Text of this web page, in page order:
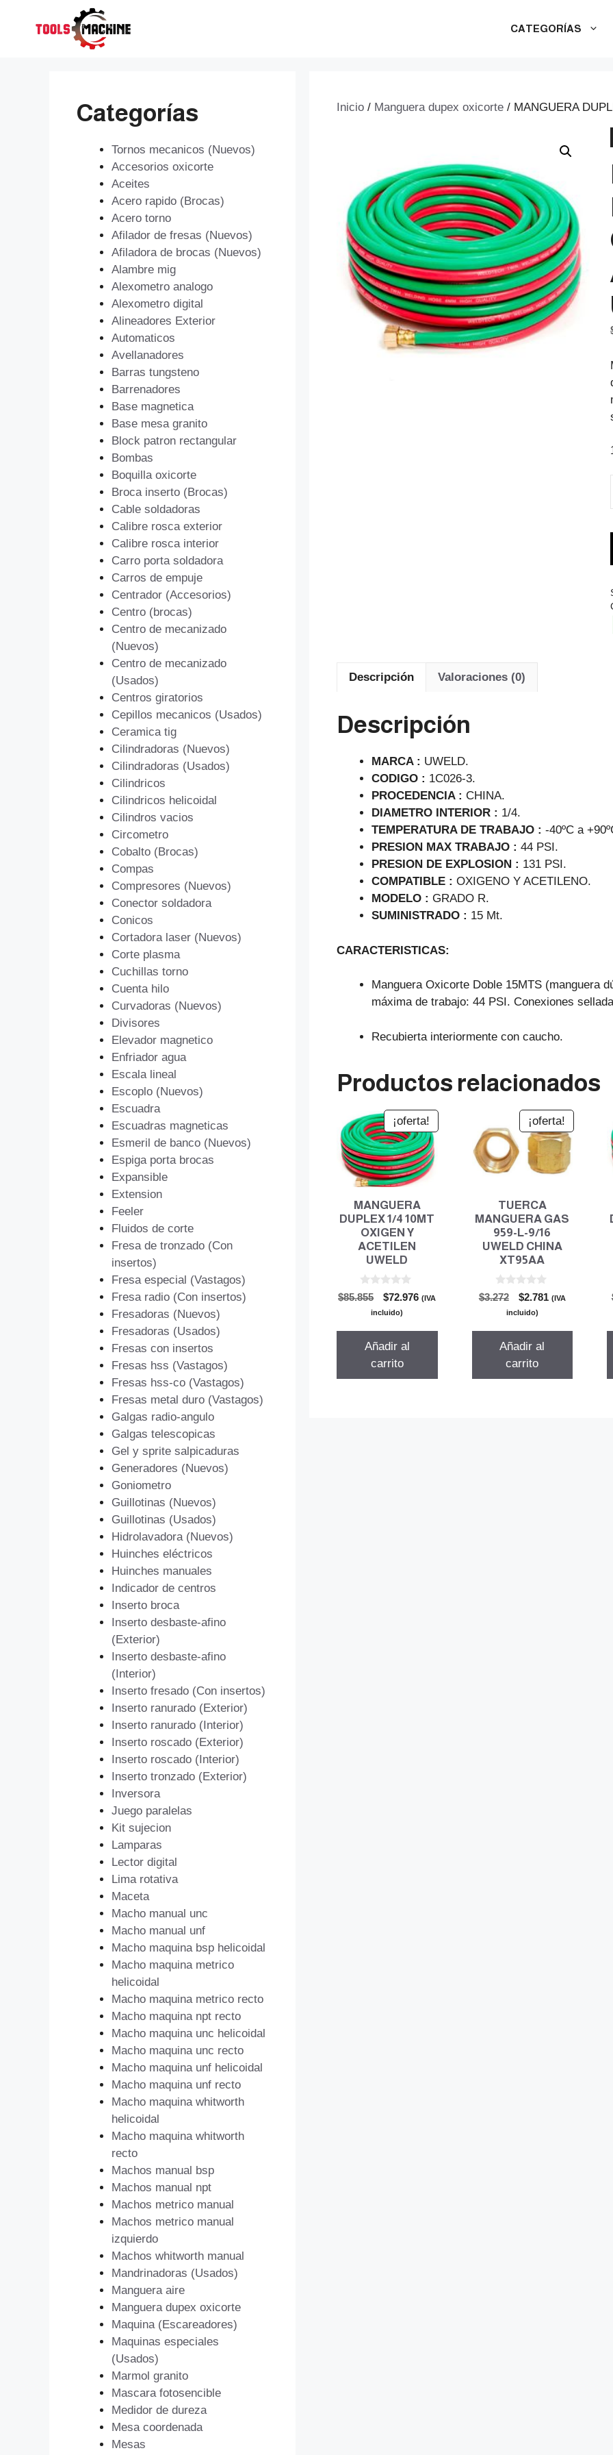
CATEGORÍAS
Inicio / Manguera dupex oxicorte / MANGUERA
Descripción Valoraciones (0)
Descripción
MARCA : UWELD.
CODIGO : 1C026-3.
PROCEDENCIA : CHINA.
DIAMETRO INTERIOR : 1/4.
TEMPERATURA DE TRABAJO : -40ºC a
PRESION MAX TRABAJO : 44 PSI.
PRESION DE EXPLOSION : 131 PSI.
COMPATIBLE : OXIGENO Y ACETILENO.
MODELO : GRADO R.
SUMINISTRADO : 15 Mt.
CARACTERISTICAS:
Manguera Oxicorte Doble 15MTS (manguera
máxima de trabajo: 44 PSI. Conexiones
Recubierta interiormente con caucho.
Productos relacionados
¡oferta!
MANGUERA
DUPLEX 1/4 10MT
OXIGEN Y
ACETILEN
UWELD
0
d
$85.855
El
precio
era:
$72.976El(IVA
incluido)
Añadir al
carrito
¡oferta!
TUERCA
MANGUERA GAS
959-L-9/16
UWELD CHINA
XT95AA
0
d
$3.272
El
precio
era:
$2.781 El
(IVA
incluido)
Añadir al
carrito
Categorías
Tornos mecanicos (Nuevos)
Accesorios oxicorte
Aceites
Acero rapido (Brocas)
Acero torno
Afilador de fresas (Nuevos)
Afiladora de brocas (Nuevos)
Alambre mig
Alexometro analogo
Alexometro digital
Alineadores Exterior
Automaticos
Avellanadores
Barras tungsteno
Barrenadores
Base magnetica
Base mesa granito
Block patron rectangular
Bombas
Boquilla oxicorte
Broca inserto (Brocas)
Cable soldadoras
Calibre rosca exterior
Calibre rosca interior
Carro porta soldadora
Carros de empuje
Centrador (Accesorios)
Centro (brocas)
Centro de mecanizado
(Nuevos)
Centro de mecanizado
(Usados)
Centros giratorios
Cepillos mecanicos (Usados)
Ceramica tig
Cilindradoras (Nuevos)
Cilindradoras (Usados)
Cilindricos
Cilindricos helicoidal
Cilindros vacios
Circometro
Cobalto (Brocas)
Compas
Compresores (Nuevos)
Conector soldadora
Conicos
Cortadora laser (Nuevos)
Corte plasma
Cuchillas torno
Cuenta hilo
Curvadoras (Nuevos)
Divisores
Elevador magnetico
Enfriador agua
Escala lineal
Escoplo (Nuevos)
Escuadra
Escuadras magneticas
Esmeril de banco (Nuevos)
Espiga porta brocas
Expansible
Extension
Feeler
Fluidos de corte
Fresa de tronzado (Con
insertos)
Fresa especial (Vastagos)
Fresa radio (Con insertos)
Fresadoras (Nuevos)
Fresadoras (Usados)
Fresas con insertos
Fresas hss (Vastagos)
Fresas hss-co (Vastagos)
Fresas metal duro (Vastagos)
Galgas radio-angulo
Galgas telescopicas
Gel y sprite salpicaduras
Generadores (Nuevos)
Goniometro
Guillotinas (Nuevos)
Guillotinas (Usados)
Hidrolavadora (Nuevos)
Huinches eléctricos
Huinches manuales
Indicador de centros
Inserto broca
Inserto desbaste-afino
(Exterior)
Inserto desbaste-afino
(Interior)
Inserto fresado (Con insertos)
Inserto ranurado (Exterior)
Inserto ranurado (Interior)
Inserto roscado (Exterior)
Inserto roscado (Interior)
Inserto tronzado (Exterior)
Inversora
Juego paralelas
Kit sujecion
Lamparas
Lector digital
Lima rotativa
Maceta
Macho manual unc
Macho manual unf
Macho maquina bsp helicoidal
Macho maquina metrico
helicoidal
Macho maquina metrico recto
Macho maquina npt recto
Macho maquina unc helicoidal
Macho maquina unc recto
Macho maquina unf helicoidal
Macho maquina unf recto
Macho maquina whitworth
helicoidal
Macho maquina whitworth
recto
Machos manual bsp
Machos manual npt
Machos metrico manual
Machos metrico manual
izquierdo
Machos whitworth manual
Mandrinadoras (Usados)
Manguera aire
Manguera dupex oxicorte
Maquina (Escareadores)
Maquinas especiales
(Usados)
Marmol granito
Mascara fotosencible
Medidor de dureza
Mesa coordenada
Mesas